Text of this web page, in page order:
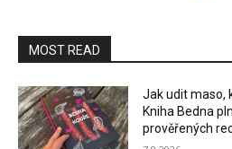
MOST READ
Jak udit maso,
Kniha Bedna
prověřených